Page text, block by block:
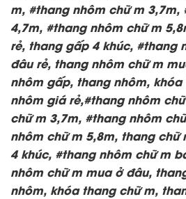
m, #thang nhôm chữ m 3,7m,
4,7m, #thang nhôm chữ m
rẻ, thang gấp 4 khúc, #thang
đâu rẻ, thang nhôm chữ m
nhôm gấp, thang nhôm,
nhôm giá rẻ,#thang nhôm
chữ m 3,7m, #thang nhôm
nhôm chữ m 5,8m, thang
4 khúc, #thang nhôm chữ m
nhôm chữ m mua ở đâu,
nhôm, khóa thang chữ m,